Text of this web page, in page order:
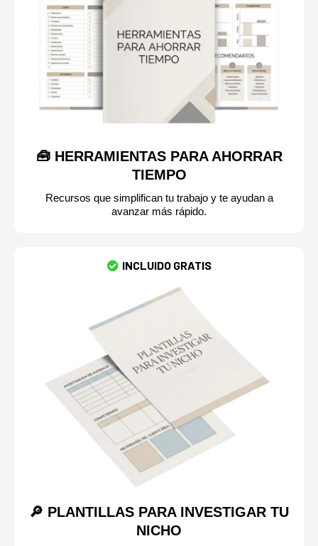
🧰 HERRAMIENTAS PARA AHORRAR
TIEMPO
Recursos que simplifican tu trabajo y te ayudan a
avanzar más rápido.
INCLUIDO GRATIS
🔎 PLANTILLAS PARA INVESTIGAR TU
NICHO